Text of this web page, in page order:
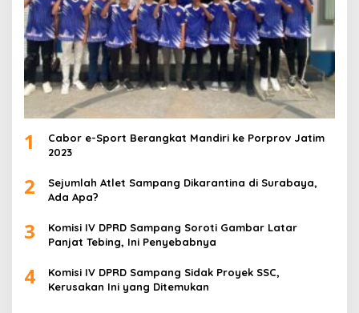
1
Cabor e-Sport Berangkat Mandiri ke Porprov Jatim
2023
2
Sejumlah Atlet Sampang Dikarantina di Surabaya,
Ada Apa?
3
Komisi IV DPRD Sampang Soroti Gambar Latar
Panjat Tebing, Ini Penyebabnya
4
Komisi IV DPRD Sampang Sidak Proyek SSC,
Kerusakan Ini yang Ditemukan